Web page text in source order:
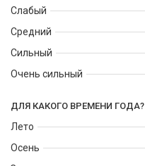
Слабый
Средний
Сильный
Очень сильный
ДЛЯ КАКОГО ВРЕМЕНИ ГОДА?
Лето
Осень